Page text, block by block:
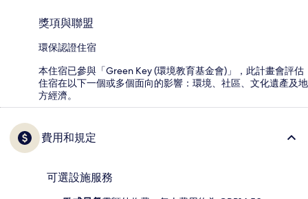
獎項與聯盟
環保認證住宿
本住宿已參與「Green Key (環境教育基金會)」，此計畫會評估
住宿在以下一個或多個面向的影響：環境、社區、文化遺產及地
方經濟。
費用和規定
可選設施服務